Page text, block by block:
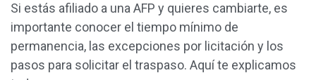
Jubilación
He aportado varios años
Soy trabajador independiente
Aprenda
Blogs
Nuevo Fondo Libre
Si estás afiliado a una AFP y quieres cambiarte, es
importante conocer el tiempo mínimo de
permanencia, las excepciones por licitación y los
pasos para solicitar el traspaso. Aquí te explicamos